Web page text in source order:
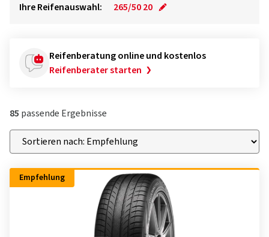
Ihre Reifenauswahl: 265/50 20
Reifenberatung online und kostenlos
Reifenberater starten
85 passende Ergebnisse
Empfehlung